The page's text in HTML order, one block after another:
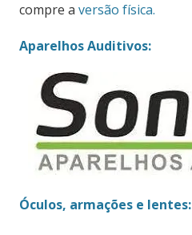
compre a versão física.
Aparelhos Auditivos:
Óculos, armações e lentes: